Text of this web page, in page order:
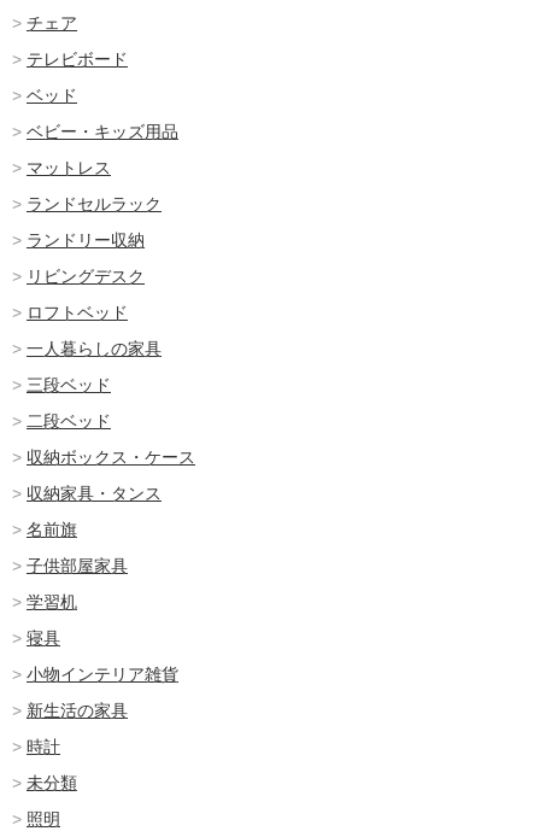
チェア
テレビボード
ベッド
ベビー・キッズ用品
マットレス
ランドセルラック
ランドリー収納
リビングデスク
ロフトベッド
一人暮らしの家具
三段ベッド
二段ベッド
収納ボックス・ケース
収納家具・タンス
名前旗
子供部屋家具
学習机
寝具
小物インテリア雑貨
新生活の家具
時計
未分類
照明